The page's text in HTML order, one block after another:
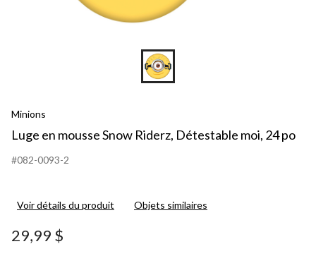
Minions
Luge en mousse Snow Riderz, Détestable moi, 24 po
#082-0093-2
Voir détails du produit Objets similaires
29,99 $